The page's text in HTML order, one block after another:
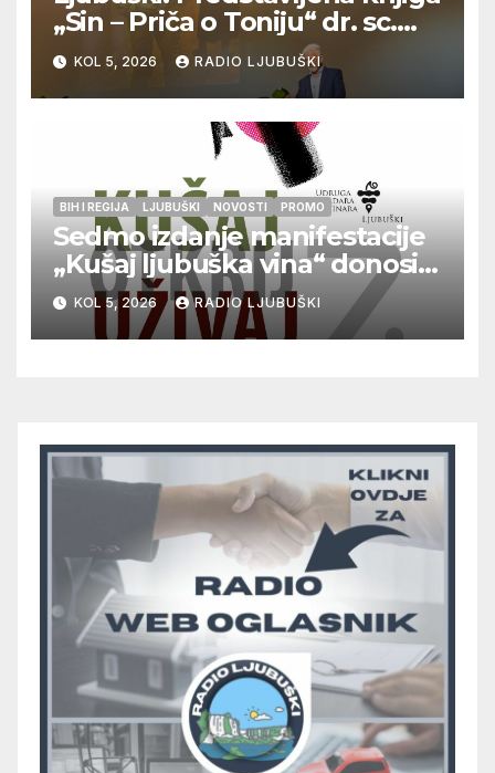
„Sin – Priča o Toniju“ dr. sc.
Zdenka Hercega
KOL 5, 2026 RADIO LJUBUŠKI
BIH I REGIJA LJUBUŠKI NOVOSTI PROMO
Sedmo izdanje manifestacije
„Kušaj ljubuška vina“ donosi
vrhunska vina, gastronomiju i
glazbu
KOL 5, 2026 RADIO LJUBUŠKI